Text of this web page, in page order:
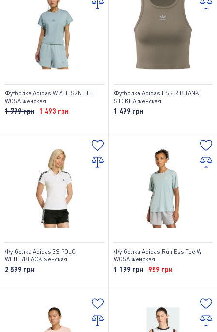
Футболка Adidas W ALL SZN TEE
WOSA женская
1 799 грн 1 493 грн
Футболка Adidas ESS RIB TANK
STOKHA женская
1 499 грн
Футболка Adidas 3S POLO
WHITE/BLACK женская
2 599 грн
Футболка Adidas Run Ess Tee W
WOSA женская
1 199 грн 959 грн